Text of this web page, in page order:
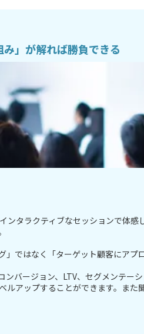
」が解れば勝負できる
タラクティブなセッションで体
ではなく「ターゲット顧客にアプ
バージョン、LTV、セグメンテー
アップすることができます。ま